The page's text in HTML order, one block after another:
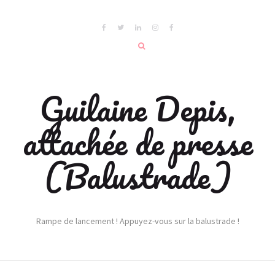
Guilaine Depis,
attachée de presse
(Balustrade)
Rampe de lancement ! Appuyez-vous sur la balustrade !